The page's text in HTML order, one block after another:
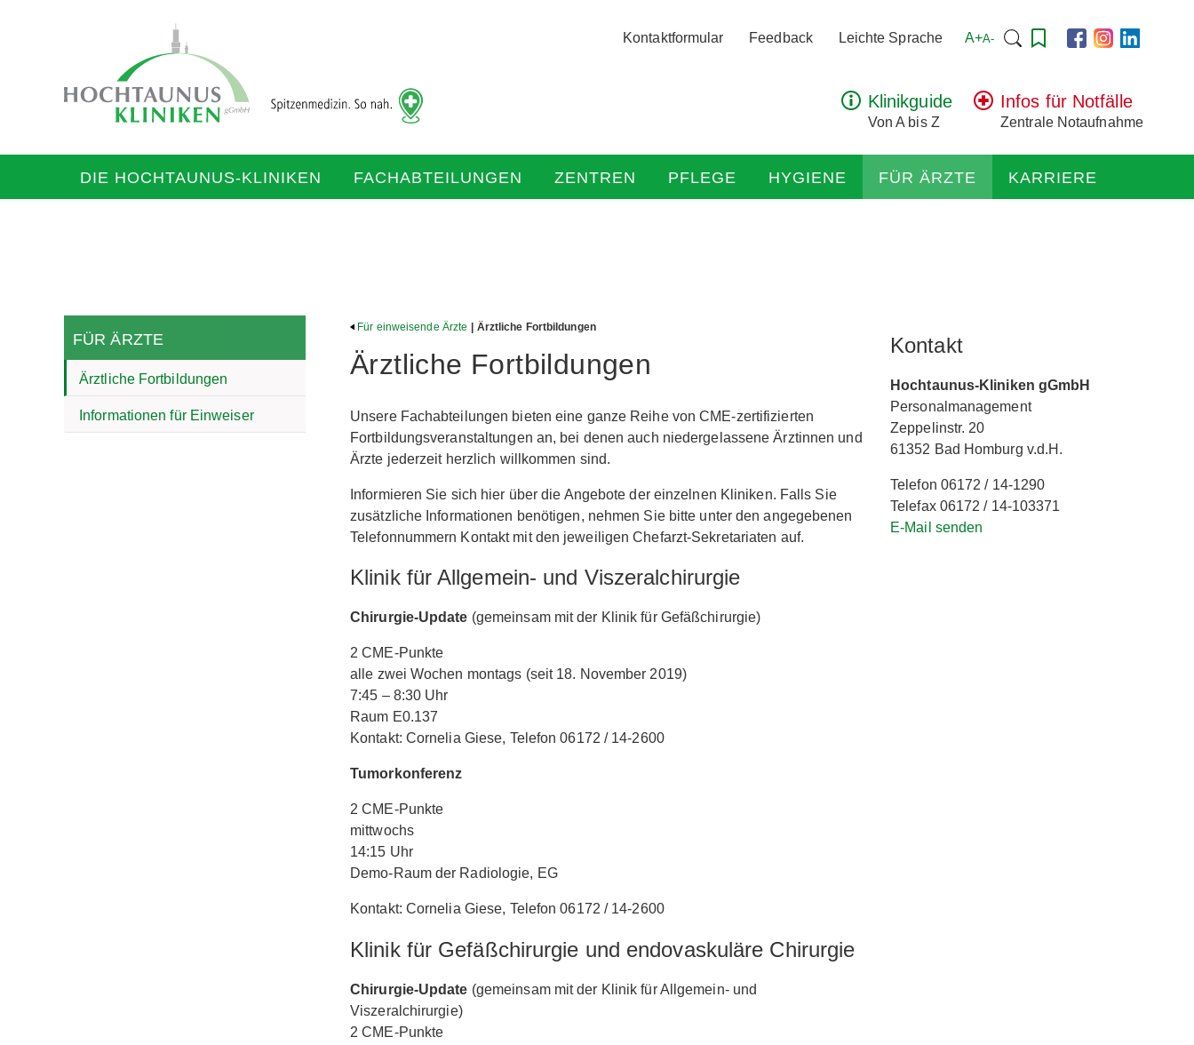
zur
Startseite
Kontaktformular Feedback Leichte Sprache A+A- Suchen
Klinikguide
Von A bis Z
Infos für Notfälle
Zentrale Notaufnahme
DIE HOCHTAUNUS-KLINIKEN FACHABTEILUNGEN ZENTREN PFLEGE HYGIENE FÜR ÄRZTE KARRIERE
FÜR ÄRZTE
Ärztliche Fortbildungen
Informationen für Einweiser
Für einweisende Ärzte | Ärztliche Fortbildungen
Ärztliche Fortbildungen
Unsere Fachabteilungen bieten eine ganze Reihe von CME-zertifizierten
Fortbildungsveranstaltungen an, bei denen auch niedergelassene Ärztinnen und
Ärzte jederzeit herzlich willkommen sind.
Informieren Sie sich hier über die Angebote der einzelnen Kliniken. Falls Sie
zusätzliche Informationen benötigen, nehmen Sie bitte unter den angegebenen
Telefonnummern Kontakt mit den jeweiligen Chefarzt-Sekretariaten auf.
Klinik für Allgemein- und Viszeralchirurgie
Chirurgie-Update (gemeinsam mit der Klinik für Gefäßchirurgie)
2 CME-Punkte
alle zwei Wochen montags (seit 18. November 2019)
7:45 – 8:30 Uhr
Raum E0.137
Kontakt: Cornelia Giese, Telefon 06172 / 14-2600
Tumorkonferenz
2 CME-Punkte
mittwochs
14:15 Uhr
Demo-Raum der Radiologie, EG
Kontakt: Cornelia Giese, Telefon 06172 / 14-2600
Klinik für Gefäßchirurgie und endovaskuläre Chirurgie
Chirurgie-Update (gemeinsam mit der Klinik für Allgemein- und
Viszeralchirurgie)
2 CME-Punkte
Kontakt
Hochtaunus-Kliniken gGmbH
Personalmanagement
Zeppelinstr. 20
61352 Bad Homburg v.d.H.
Telefon 06172 / 14-1290
Telefax 06172 / 14-103371
E-Mail senden